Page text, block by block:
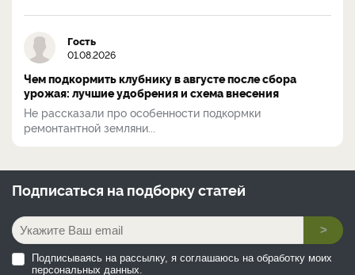
Гость
01.08.2026
Чем подкормить клубнику в августе после сбора
урожая: лучшие удобрения и схема внесения
Не рассказали про особенности подкормки
ремонтантной земляни...
Подписаться на подборку статей
>
Подписываясь на рассылку, я соглашаюсь на обработку моих
персональных данных.